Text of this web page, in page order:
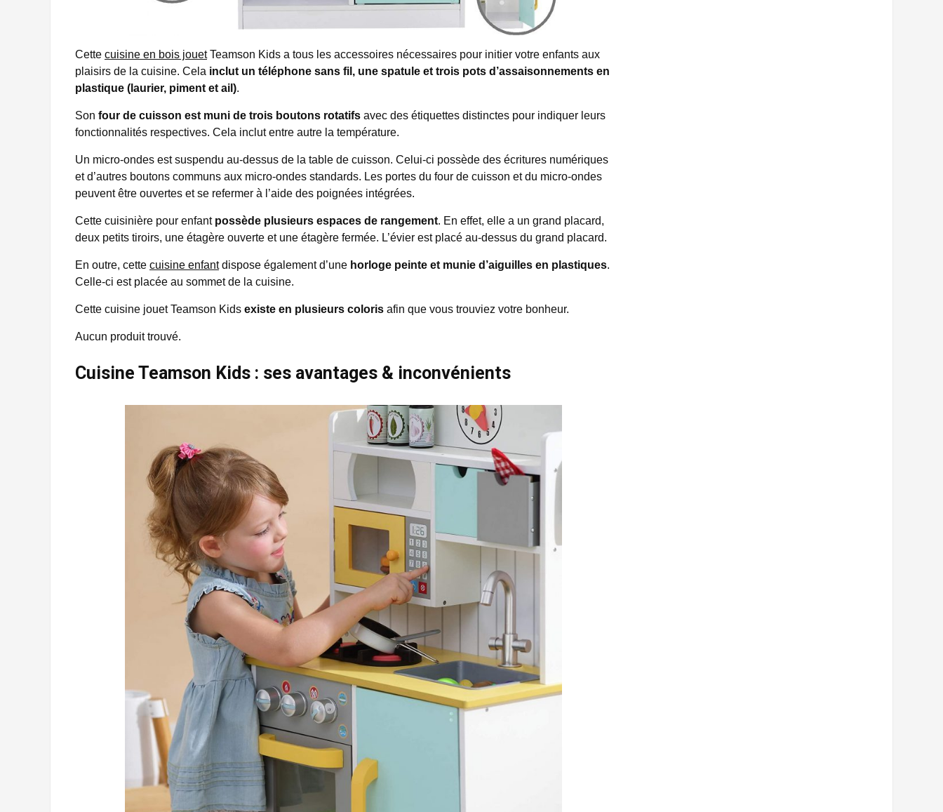
Cette cuisine en bois jouetTeamson Kids a tous les accessoires nécessaires pour initier votre enfants aux
plaisirs de la cuisine. Cela inclut un téléphone sans fil, une spatule et trois pots d’assaisonnements en
plastique (laurier, piment et ail).
Son four de cuisson est muni de trois boutons rotatifs avec des étiquettes distinctes pour indiquer leurs
fonctionnalités respectives. Cela inclut entre autre la température.
Un micro-ondes est suspendu au-dessus de la table de cuisson. Celui-ci possède des écritures numériques
et d’autres boutons communs aux micro-ondes standards. Les portes du four de cuisson et du micro-ondes
peuvent être ouvertes et se refermer à l’aide des poignées intégrées.
Cette cuisinière pour enfant possède plusieurs espaces de rangement. En effet, elle a un grand placard,
deux petits tiroirs, une étagère ouverte et une étagère fermée. L’évier est placé au-dessus du grand placard.
En outre, cette cuisine enfantdispose également d’une horloge peinte et munie d’aiguilles en plastiques.
Celle-ci est placée au sommet de la cuisine.
Cette cuisine jouet Teamson Kids existe en plusieurs coloris afin que vous trouviez votre bonheur.
Aucun produit trouvé.
Cuisine Teamson Kids : ses avantages & inconvénients